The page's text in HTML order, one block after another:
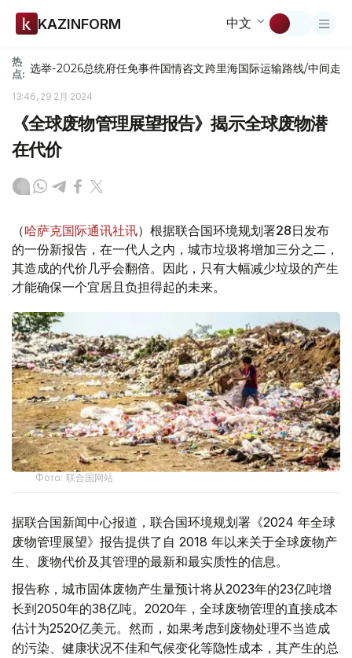
KAZINFORM 中文
热
点: 选举-2026总统府任免事件国情咨文跨里海国际运输路线/中间走廊
13:46, 29 2月 2024
《全球废物管理展望报告》揭示全球废物潜
在代价
（哈萨克国际通讯社讯）根据联合国环境规划署28日发布
的一份新报告，在一代人之内，城市垃圾将增加三分之二，
其造成的代价几乎会翻倍。因此，只有大幅减少垃圾的产生
才能确保一个宜居且负担得起的未来。
Фото: 联合国网站
据联合国新闻中心报道，联合国环境规划署《2024 年全球
废物管理展望》报告提供了自 2018 年以来关于全球废物产
生、废物代价及其管理的最新和最实质性的信息。
报告称，城市固体废物产生量预计将从2023年的23亿吨增
长到2050年的38亿吨。2020年，全球废物管理的直接成本
估计为2520亿美元。然而，如果考虑到废物处理不当造成
的污染、健康状况不佳和气候变化等隐性成本，其产生的总